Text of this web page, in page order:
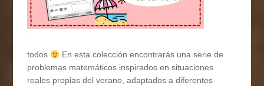
todos
En esta colección encontrarás una serie de
problemas matemáticos inspirados en situaciones
reales propias del verano, adaptados a diferentes